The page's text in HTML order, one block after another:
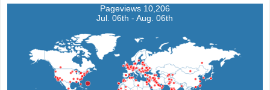
10,206 Pageviews
Jul. 06th - Aug. 06th